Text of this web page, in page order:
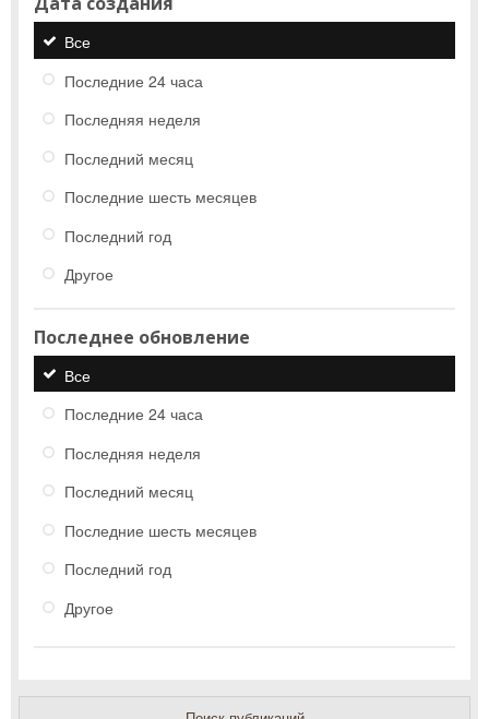
Все
Последние 24 часа
Последняя неделя
Последний месяц
Последние шесть месяцев
Последний год
Другое
Последнее обновление
Все
Последние 24 часа
Последняя неделя
Последний месяц
Последние шесть месяцев
Последний год
Другое